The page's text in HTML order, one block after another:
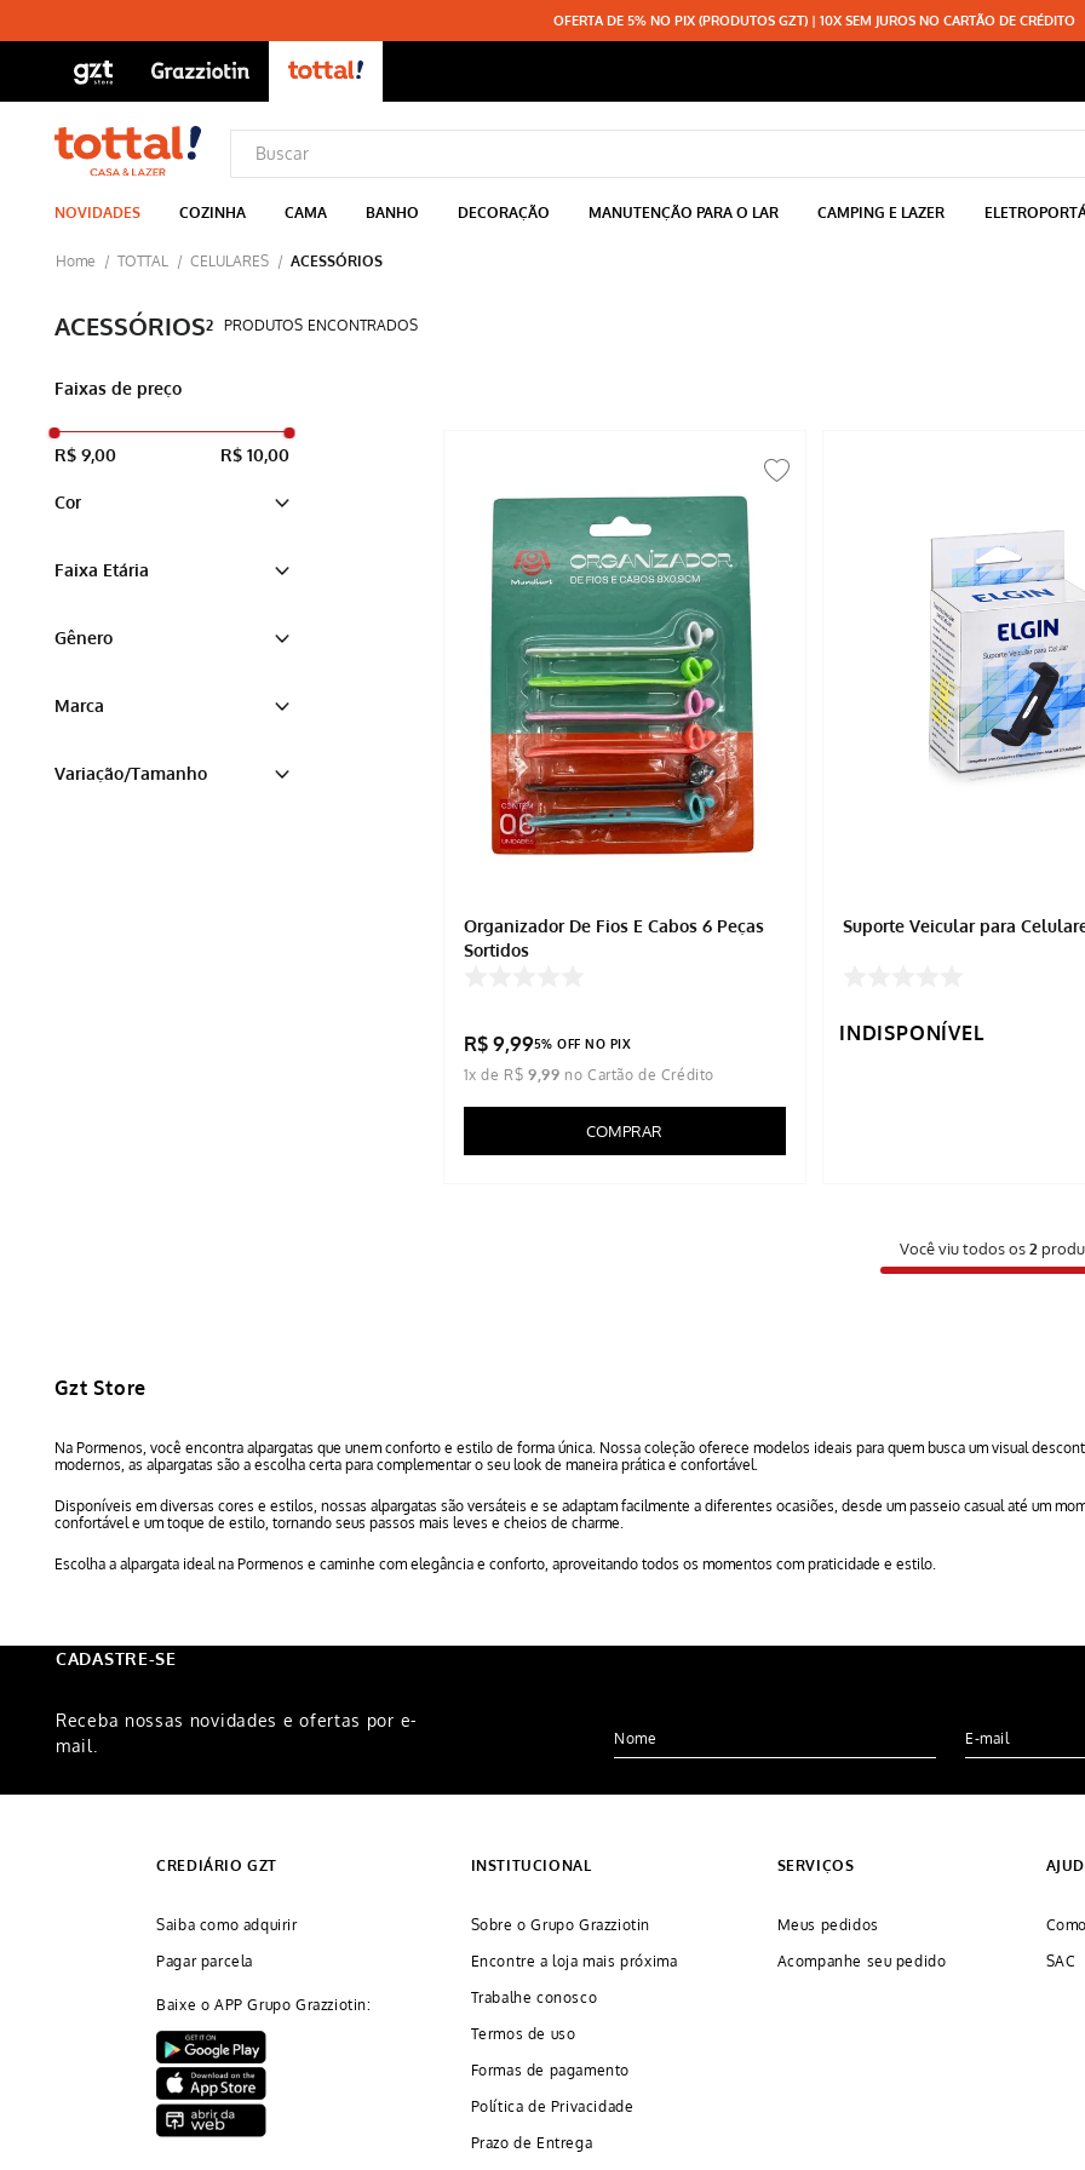
OFERTA DE 5% NO PIX (PRODUTOS GZT) | 10X SEM JUROS NO CARTÃO DE CRÉDITO
NOVIDADES COZINHA CAMA BANHO DECORAÇÃO MANUTENÇÃO PARA O LAR CAMPING E LAZER
TOTTAL CELULARES ACESSÓRIOS
ACESSÓRIOS2 PRODUTOS
Cor
Preto
Faixa Etária
Gênero
Marca
ELGIN
Variação/Tamanho
Faixas de preço
R$ 9,00 R$ 10,00
Organizador De Fios E Cabos 6 Peças
Sortidos
R$ 9,995% OFF NO PIX
1x de R$ 9,99
COMPRAR
Suporte Veicular para
INDISPONÍVEL
Você viu todos os2
Gzt Store
Na Pormenos, você encontra alpargatas que unem conforto e estilo de forma única. Nossa coleção oferece modelos ideais para quem busca um visual
modernos, as alpargatas são a escolha certa para complementar o seu look de maneira prática e confortável.
Disponíveis em diversas cores e estilos, nossas alpargatas são versáteis e se adaptam facilmente a diferentes ocasiões, desde um passeio casual até um
confortável e um toque de estilo, tornando seus passos mais leves e cheios de charme.
Escolha a alpargata ideal na Pormenos e caminhe com elegância e conforto, aproveitando todos os momentos com praticidade e estilo.
CADASTRE-SE
Receba nossas novidades e ofertas por e-
mail.
CREDIÁRIO GZT
Saiba como adquirir
Pagar parcela
Baixe o APP Grupo Grazziotin:
INSTITUCIONAL
Sobre o Grupo Grazziotin
Encontre a loja mais próxima
Trabalhe conosco
Termos de uso
Formas de pagamento
Política de Privacidade
Prazo de Entrega
SERVIÇOS
Meus pedidos
Acompanhe seu pedido
SAC